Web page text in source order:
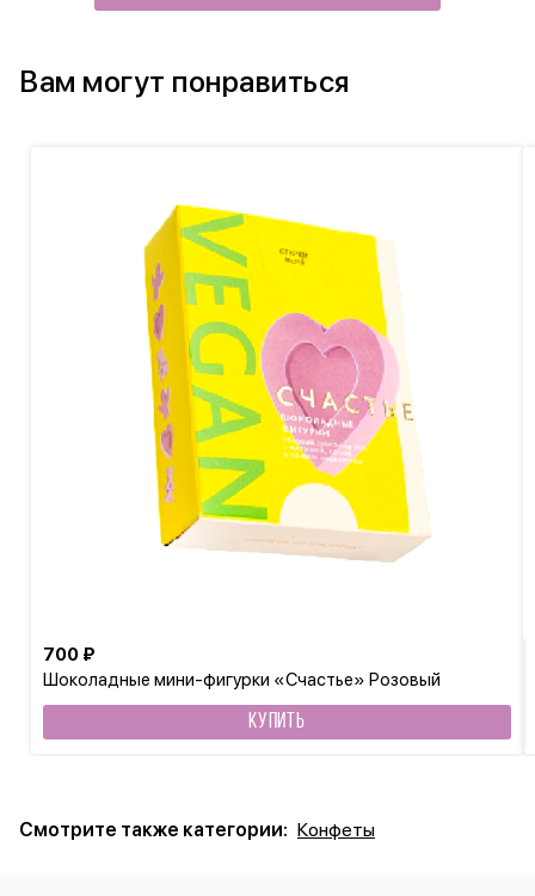
Вам могут понравиться
Шоколадные мини-фигурки «Счастье» Розовый
шоколад
700 ₽
КУПИТЬ
Смотрите также категории: Конфеты